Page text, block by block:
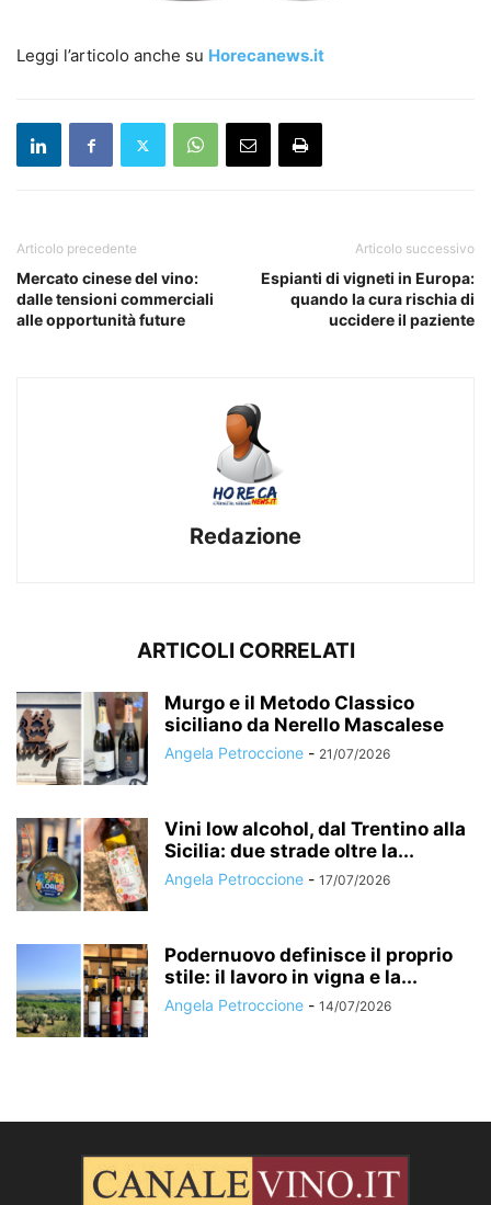
Leggi l’articolo anche su Horecanews.it
Articolo precedente
Mercato cinese del vino:
dalle tensioni commerciali
alle opportunità future
Articolo successivo
Espianti di vigneti in Europa:
quando la cura rischia di
uccidere il paziente
Redazione
ARTICOLI CORRELATI
Murgo e il Metodo Classico
siciliano da Nerello Mascalese
Angela Petroccione - 21/07/2026
Vini low alcohol, dal Trentino alla
Sicilia: due strade oltre la...
Angela Petroccione - 17/07/2026
Podernuovo definisce il proprio
stile: il lavoro in vigna e la...
Angela Petroccione - 14/07/2026